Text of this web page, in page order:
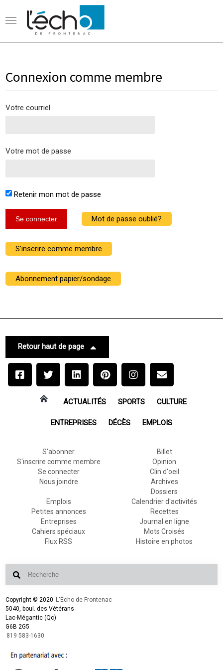
Connexion comme membre
Votre courriel
Votre mot de passe
Retenir mon mot de passe
Se connecter Mot de passe oublié?
S'inscrire comme membre
Abonnement papier/sondage
Retour haut de page
ACTUALITÉS SPORTS CULTURE
ENTREPRISES DÉCÈS EMPLOIS
S'abonner
S'inscrire comme membre
Se connecter
Nous joindre
Billet
Opinion
Clin d'oeil
Archives
Dossiers
Emplois
Petites annonces
Entreprises
Cahiers spéciaux
Flux RSS
Calendrier d'activités
Recettes
Journal en ligne
Mots Croisés
Histoire en photos
Copyright © 2020 L'Écho de Frontenac
5040, boul. des Vétérans
Lac-Mégantic (Qc)
G6B 2G5
819 583-1630